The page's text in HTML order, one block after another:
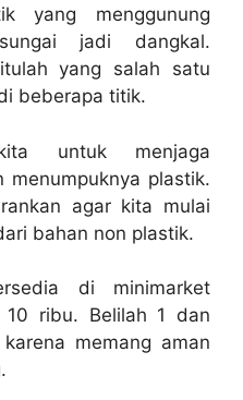
yang menggunung
jadi dangkal.
yang salah satu
beberapa titik.
untuk menjaga
menumpuknya plastik.
agar kita mulai
bahan non plastik.
di minimarket
10 ribu. Belilah 1 dan
memang aman